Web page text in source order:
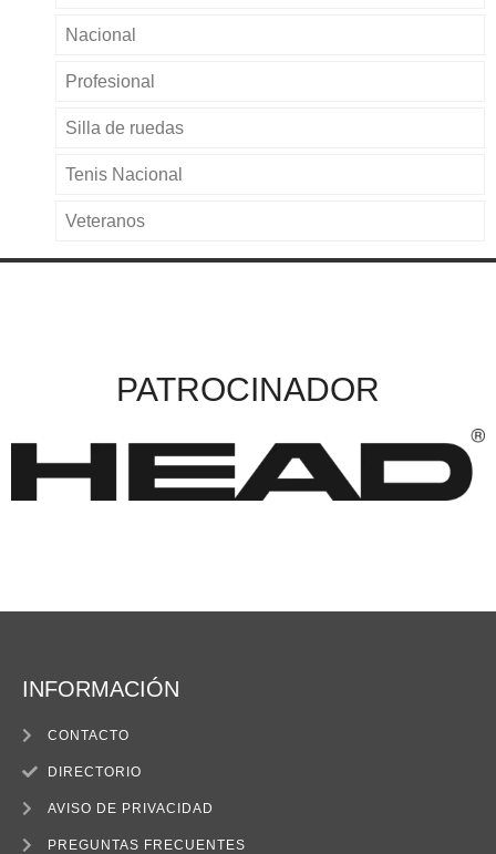
Nacional
Profesional
Silla de ruedas
Tenis Nacional
Veteranos
PATROCINADOR
INFORMACIÓN
CONTACTO
DIRECTORIO
AVISO DE PRIVACIDAD
PREGUNTAS FRECUENTES